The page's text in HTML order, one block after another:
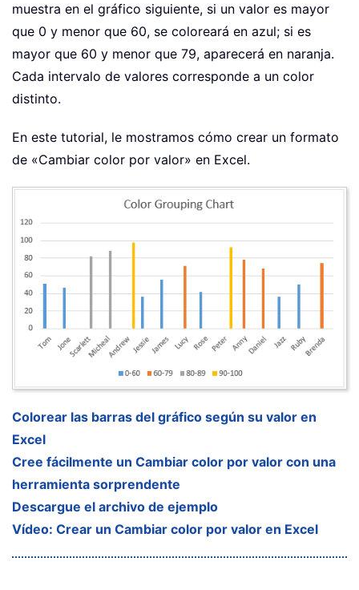
muestra en el gráfico siguiente, si un valor es mayor
que 0 y menor que 60, se coloreará en azul; si es
mayor que 60 y menor que 79, aparecerá en naranja.
Cada intervalo de valores corresponde a un color
distinto.
En este tutorial, le mostramos cómo crear un formato
de «Cambiar color por valor» en Excel.
Colorear las barras del gráfico según su valor en
Excel
Cree fácilmente un Cambiar color por valor con una
herramienta sorprendente
Descargue el archivo de ejemplo
Vídeo: Crear un Cambiar color por valor en Excel